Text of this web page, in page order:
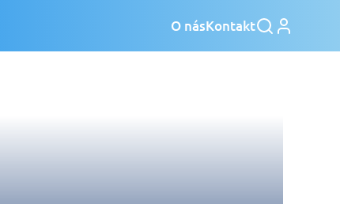
O násKontakt